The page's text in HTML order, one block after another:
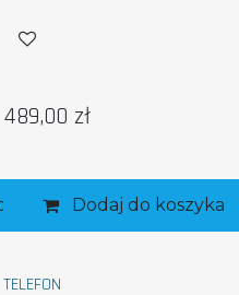
koszyka
489,00 zł
Dodaj do koszyka
TELEFON